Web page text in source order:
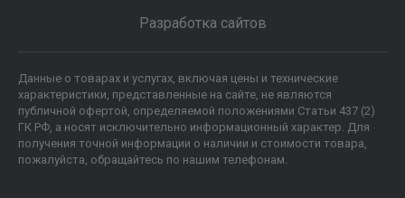
Разработка сайтов
Данные о товарах и услугах, включая цены и технические
характеристики, представленные на сайте, не являются
публичной офертой, определяемой положениями Статьи 437 (2)
ГК РФ, а носят исключительно информационный характер. Для
получения точной информации о наличии и стоимости товара,
пожалуйста, обращайтесь по нашим телефонам.